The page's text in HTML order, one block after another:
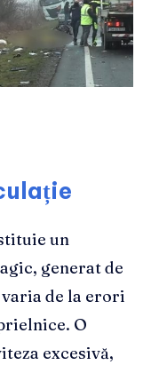
un
generat de
de la erori
O
excesivă,